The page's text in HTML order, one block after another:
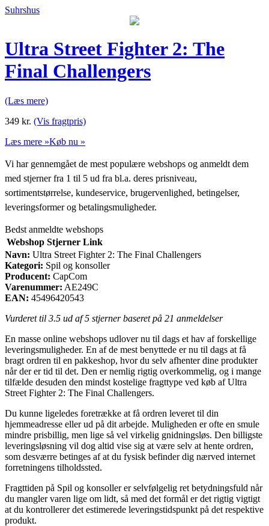
Suhrshus
Ultra Street Fighter 2: The
Final Challengers
(Læs mere)
349 kr. (Vis fragtpris)
Læs mere »Køb nu »
Vi har gennemgået de mest populære webshops og anmeldt dem
med stjerner fra 1 til 5 ud fra bl.a. deres prisniveau,
sortimentstørrelse, kundeservice, brugervenlighed, betingelser,
leveringsformer og betalingsmuligheder.
Bedst anmeldte webshops
Webshop Stjerner Link
Navn: Ultra Street Fighter 2: The Final Challengers
Kategori: Spil og konsoller
Producent: CapCom
Varenummer: AE249C
EAN: 45496420543
Vurderet til 3.5 ud af 5 stjerner baseret på 21 anmeldelser
En masse online webshops udlover nu til dags et hav af forskellige
leveringsmuligheder. En af de mest benyttede er nu til dags at få
bragt ordren til en pakkeshop, hvor du selv afhenter dine produkter
når der er tid til det. Den er nemlig rigtig overkommelig, og i mange
tilfælde desuden den mindst kostelige fragttype ved køb af Ultra
Street Fighter 2: The Final Challengers.
Du kunne ligeledes foretrække at få ordren leveret til din
hjemmeadresse eller ud på dit arbejde. Muligheden er ofte en smule
mindre prisbillig, men lige så vel virkelig gnidningsløs. Den billigste
leveringsløsning vil dog altid vise sig at være selv at hente ordren,
som desværre betinges af at du fysisk befinder dig nærved internet
forretningens tilholdssted.
Fragttiden på Spil og konsoller er selvfølgelig ret betydningsfuld når
du mangler varen lige om lidt, så med det formål er det rigtig vigtigt
at du kontrollerer det estimerede leveringstidspunkt på det respektive
produkt.